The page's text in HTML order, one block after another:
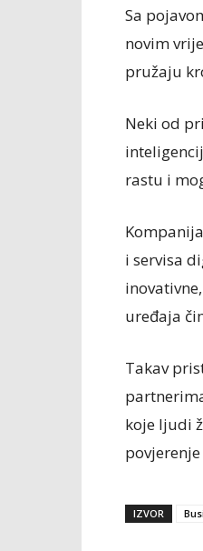
Sa
novim
pružaju
Neki od
rastu i
i servisa
uređaja
Takav
koje ljudi
IZVOR